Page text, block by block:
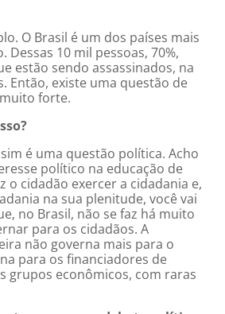
O Brasil é um dos países mais
Dessas 10 mil pessoas, 70%,
estão sendo assassinados, na
Então, existe uma questão de
forte.
é uma questão política. Acho
político na educação de
o cidadão exercer a cidadania e,
na sua plenitude, você vai
no Brasil, não se faz há muito
para os cidadãos. A
não governa mais para o
para os financiadores de
grupos econômicos, com raras